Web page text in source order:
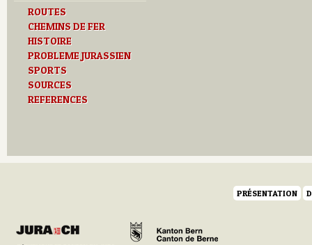
ROUTES
CHEMINS DE FER
HISTOIRE
PROBLEME JURASSIEN
SPORTS
SOURCES
REFERENCES
PRÉSENTATION